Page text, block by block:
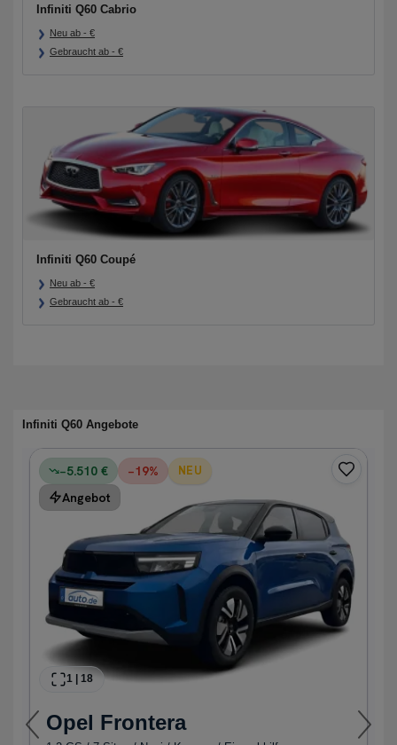
Infiniti Q60 Cabrio
Neu ab - €
Gebraucht ab - €
Infiniti Q60 Coupé
Neu ab - €
Gebraucht ab - €
Infiniti Q60 Angebote
−5.510 € −19% NEU
Angebot
1 18
Opel Frontera